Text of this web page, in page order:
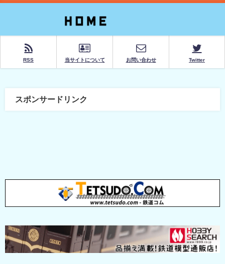
RSS 当サイトについて お問い合わせ Twitter
スポンサードリンク